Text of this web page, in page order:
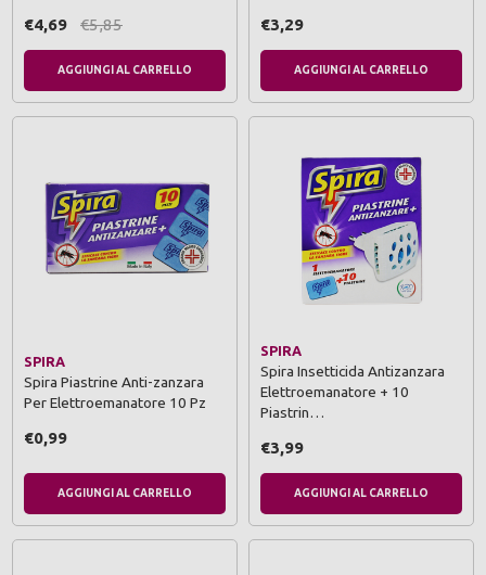
€4,69 €5,85
AGGIUNGI AL CARRELLO
€3,29
AGGIUNGI AL CARRELLO
SPIRA
Spira Piastrine Anti-zanzara
Per Elettroemanatore 10 Pz
€0,99
AGGIUNGI AL CARRELLO
SPIRA
Spira Insetticida Antizanzara
Elettroemanatore + 10
Piastrin…
€3,99
AGGIUNGI AL CARRELLO